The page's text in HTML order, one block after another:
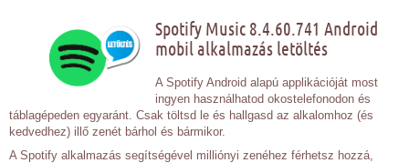
Spotify Music 8.4.60.741 Android
mobil alkalmazás letöltés
A Spotify Android alapú applikációját most
ingyen használhatod okostelefonodon és
táblagépeden egyaránt. Csak töltsd le és hallgasd az alkalomhoz (és
kedvedhez) illő zenét bárhol és bármikor.
A Spotify alkalmazás segítségével milliónyi zenéhez férhetsz hozzá,